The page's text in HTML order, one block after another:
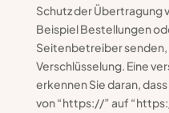
Schutz der Übertragung
Beispiel Bestellungen
Seitenbetreiber senden,
Verschlüsselung. Eine
erkennen Sie daran,
von “https://” auf